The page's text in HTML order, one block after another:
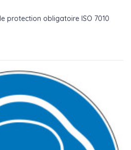
protection obligatoire ISO 7010